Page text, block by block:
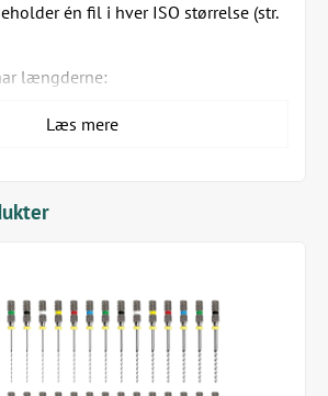
én fil i hver ISO størrelse (str.
længderne:
del af filen 16mm)
med drejende bevægelser i
har færre drejninger end almindelige
Kit i nikkel titanium kort fortalt:
størrelse 0,15-1,40 i hver længde
og 80 mm (120 mm er kun
Læs mere